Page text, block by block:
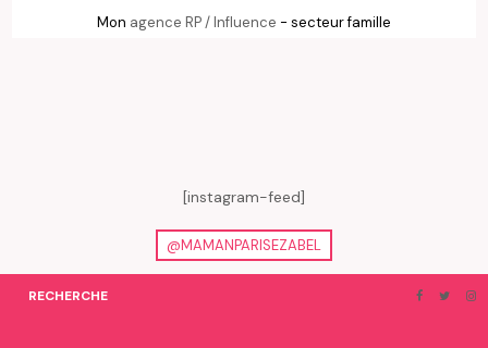
Mon agence RP / Influence - secteur famille
[instagram-feed]
@MAMANPARISEZABEL
RECHERCHE